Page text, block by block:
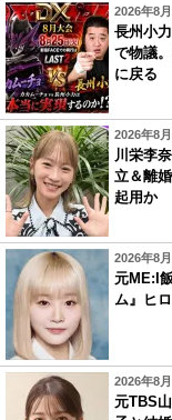
2026年8
長州小
で物議
に戻る
2026年8
川栄李
立＆離
起用か
2026年8
元ME:I
ム』ヒ
2026年8
元TBS